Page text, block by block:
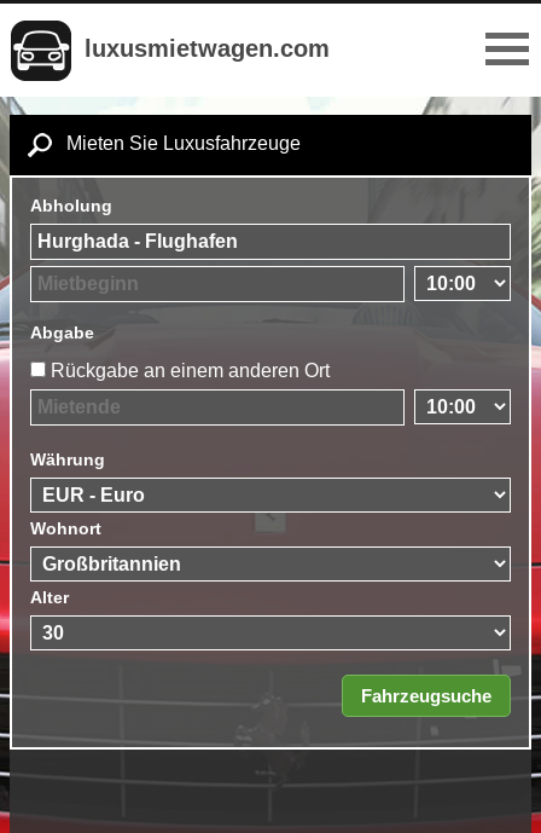
luxusmietwagen.com
Mieten Sie Luxusfahrzeuge
Abholung
Abgabe
Rückgabe an einem anderen Ort
Währung
Wohnort
Alter